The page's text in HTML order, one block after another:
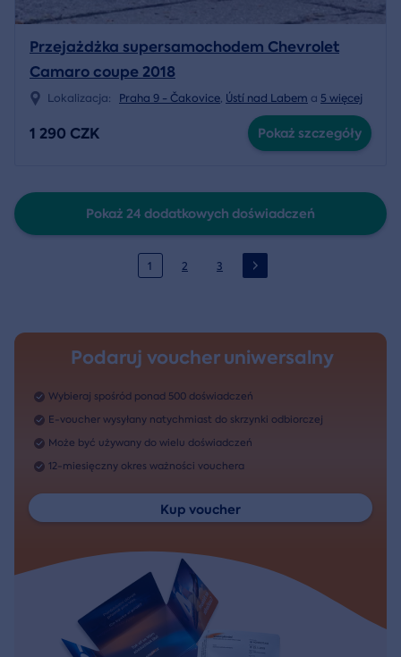
Przejażdżka supersamochodem Chevrolet
Camaro coupe 2018
Lokalizacja: Praha 9 - Čakovice, Ústí nad Labem a 5 więcej
1 290 CZK Pokaż szczegóły
Pokaż 24 dodatkowych doświadczeń
1 2 3
Podaruj voucher uniwersalny
Wybieraj spośród ponad 500 doświadczeń
E-voucher wysyłany natychmiast do skrzynki odbiorczej
Może być używany do wielu doświadczeń
12-miesięczny okres ważności vouchera
Kup voucher